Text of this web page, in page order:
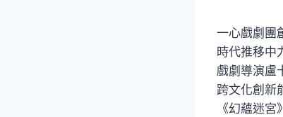
一心戲劇團
時代推移中
戲劇導演盧
跨文化創新
《幻蘊迷宮